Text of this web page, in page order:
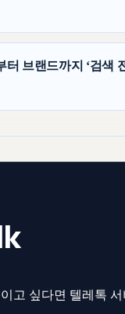
브랜드까지 ‘검색
고 싶다면 텔레톡